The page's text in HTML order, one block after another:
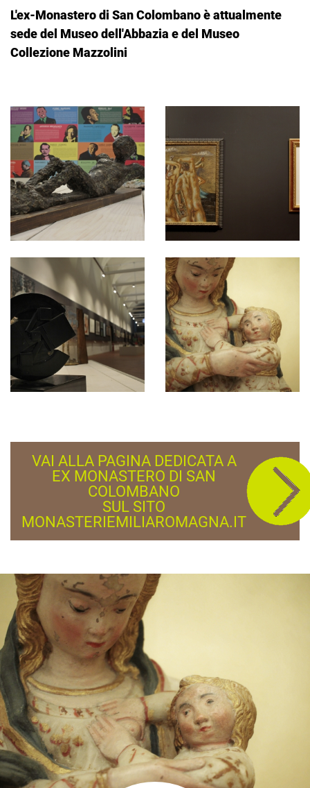
L'ex-Monastero di San Colombano è attualmente
sede del Museo dell'Abbazia e del Museo
Collezione Mazzolini
VAI ALLA PAGINA DEDICATA A
EX MONASTERO DI SAN
COLOMBANO
SUL SITO
MONASTERIEMILIAROMAGNA.IT